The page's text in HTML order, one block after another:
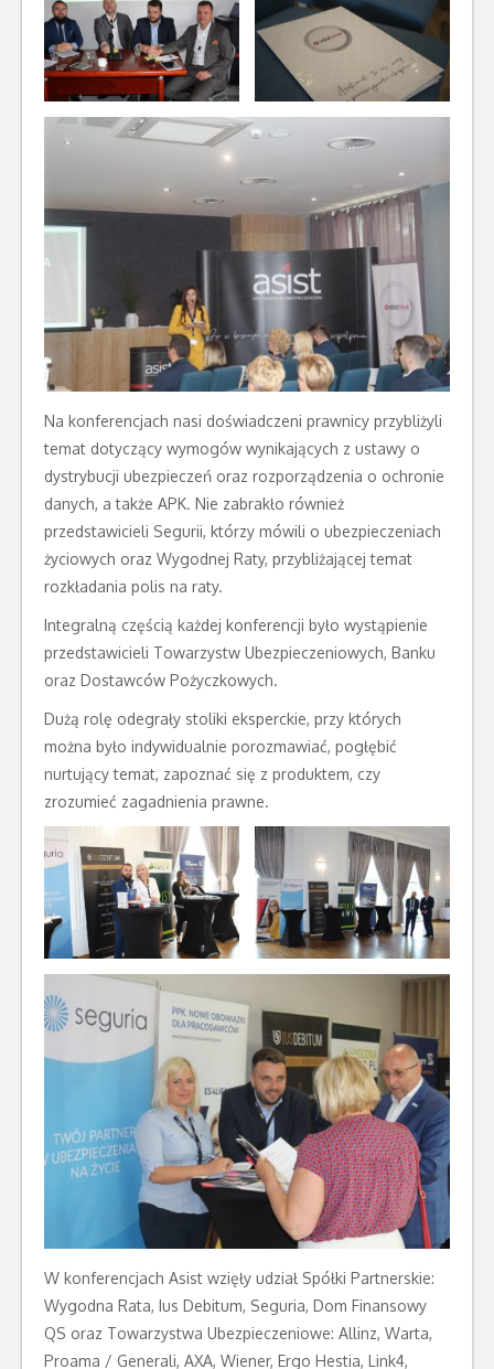
Na konferencjach nasi doświadczeni prawnicy przybliżyli
temat dotyczący wymogów wynikających z ustawy o
dystrybucji ubezpieczeń oraz rozporządzenia o ochronie
danych, a także APK. Nie zabrakło również
przedstawicieli Segurii, którzy mówili o ubezpieczeniach
życiowych oraz Wygodnej Raty, przybliżającej temat
rozkładania polis na raty.
Integralną częścią każdej konferencji było wystąpienie
przedstawicieli Towarzystw Ubezpieczeniowych, Banku
oraz Dostawców Pożyczkowych.
Dużą rolę odegrały stoliki eksperckie, przy których
można było indywidualnie porozmawiać, pogłębić
nurtujący temat, zapoznać się z produktem, czy
zrozumieć zagadnienia prawne.
W konferencjach Asist wzięły udział Spółki Partnerskie:
Wygodna Rata, Ius Debitum, Seguria, Dom Finansowy
QS oraz Towarzystwa Ubezpieczeniowe: Allinz, Warta,
Proama / Generali, AXA, Wiener, Ergo Hestia, Link4,